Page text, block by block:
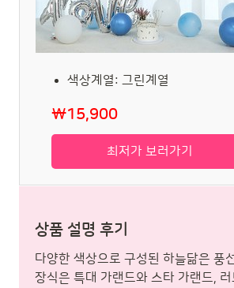
색상계열: 그린계열
₩15,900
최저가 보러가기
상품 설명 후기
다양한 색상으로 구성된 하늘닮은 풍
장식은 특대 가랜드와 스타 가랜드,